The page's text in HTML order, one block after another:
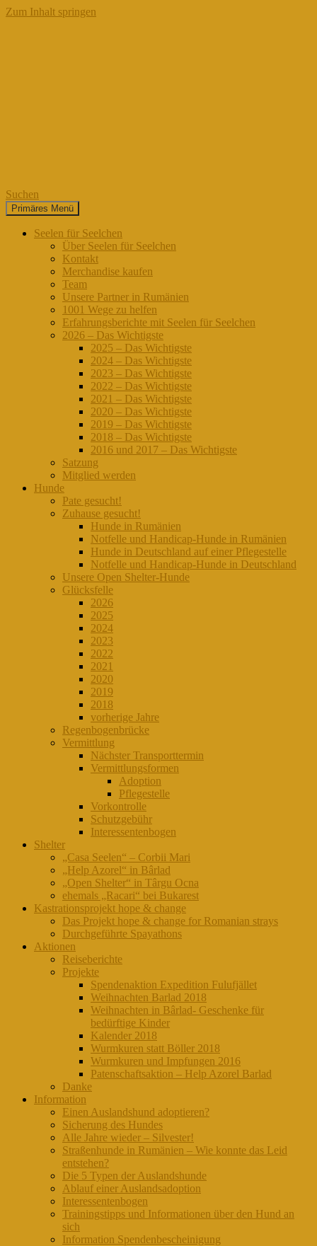
Zum Inhalt springen
Seelen für Seelchen
Suchen
Primäres Menü
Seelen für Seelchen
Über Seelen für Seelchen
Kontakt
Merchandise kaufen
Team
Unsere Partner in Rumänien
1001 Wege zu helfen
Erfahrungsberichte mit Seelen für Seelchen
2026 – Das Wichtigste
2025 – Das Wichtigste
2024 – Das Wichtigste
2023 – Das Wichtigste
2022 – Das Wichtigste
2021 – Das Wichtigste
2020 – Das Wichtigste
2019 – Das Wichtigste
2018 – Das Wichtigste
2016 und 2017 – Das Wichtigste
Satzung
Mitglied werden
Hunde
Pate gesucht!
Zuhause gesucht!
Hunde in Rumänien
Notfelle und Handicap-Hunde in Rumänien
Hunde in Deutschland auf einer Pflegestelle
Notfelle und Handicap-Hunde in Deutschland
Unsere Open Shelter-Hunde
Glücksfelle
2026
2025
2024
2023
2022
2021
2020
2019
2018
vorherige Jahre
Regenbogenbrücke
Vermittlung
Nächster Transporttermin
Vermittlungsformen
Adoption
Pflegestelle
Vorkontrolle
Schutzgebühr
Interessentenbogen
Shelter
„Casa Seelen“ – Corbii Mari
„Help Azorel“ in Bârlad
„Open Shelter“ in Târgu Ocna
ehemals „Racari“ bei Bukarest
Kastrationsprojekt hope & change
Das Projekt hope & change for Romanian strays
Durchgeführte Spayathons
Aktionen
Reiseberichte
Projekte
Spendenaktion Expedition Fulufjället
Weihnachten Barlad 2018
Weihnachten in Bârlad- Geschenke für
bedürftige Kinder
Kalender 2018
Wurmkuren statt Böller 2018
Wurmkuren und Impfungen 2016
Patenschaftsaktion – Help Azorel Barlad
Danke
Information
Einen Auslandshund adoptieren?
Sicherung des Hundes
Alle Jahre wieder – Silvester!
Straßenhunde in Rumänien – Wie konnte das Leid
entstehen?
Die 5 Typen der Auslandshunde
Ablauf einer Auslandsadoption
Interessentenbogen
Trainingstipps und Informationen über den Hund an
sich
Information Spendenbescheinigung